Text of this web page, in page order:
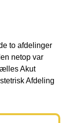
to afdelinger
netop var
Akut
Afdeling